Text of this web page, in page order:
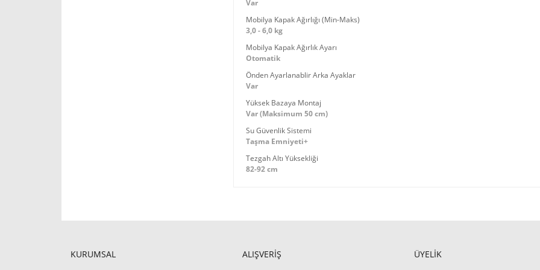
Var
Mobilya Kapak Ağırlığı (Min-Maks)
3,0 - 6,0 kg
Mobilya Kapak Ağırlık Ayarı
Otomatik
Önden Ayarlanablir Arka Ayaklar
Var
Yüksek Bazaya Montaj
Var (Maksimum 50 cm)
Su Güvenlik Sistemi
Taşma Emniyeti+
Tezgah Altı Yüksekliği
82-92 cm
KURUMSAL ALIŞVERİŞ ÜYELİK